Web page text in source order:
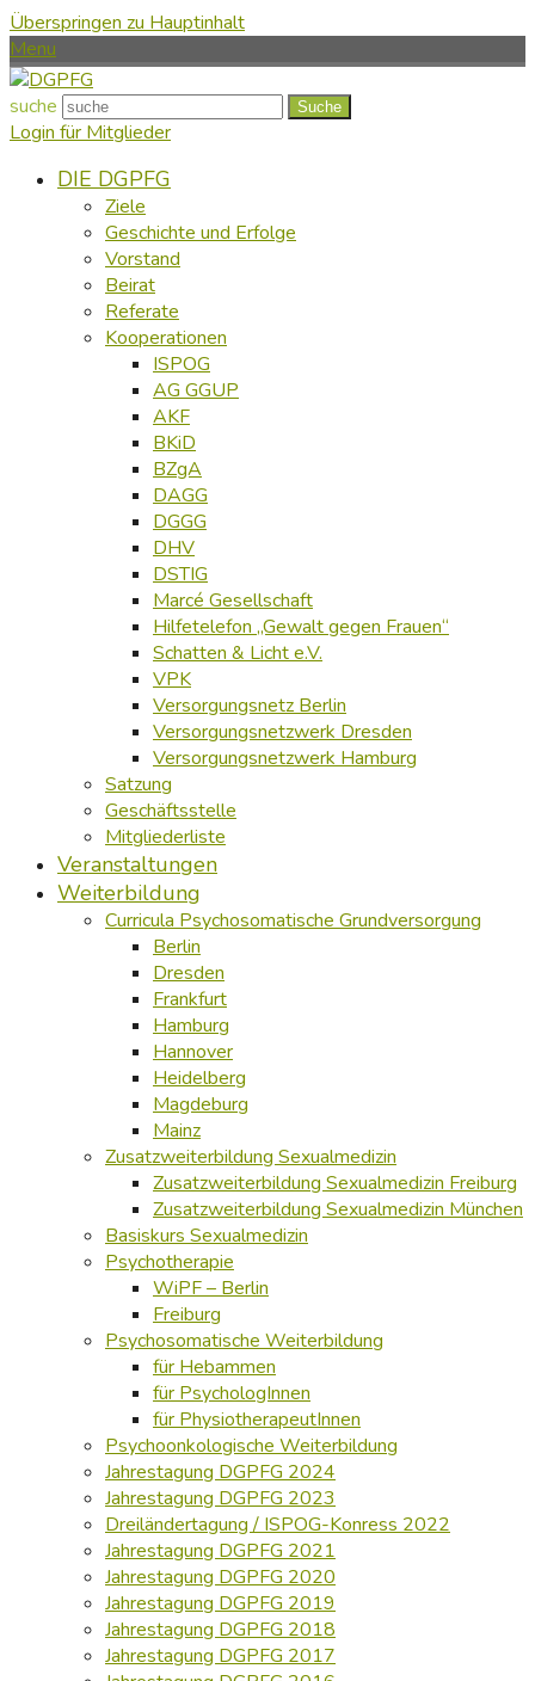
Überspringen zu Hauptinhalt
Menu
suche Suche
Login für Mitglieder
DIE DGPFG
Ziele
Geschichte und Erfolge
Vorstand
Beirat
Referate
Kooperationen
ISPOG
AG GGUP
AKF
BKiD
BZgA
DAGG
DGGG
DHV
DSTIG
Marcé Gesellschaft
Hilfetelefon „Gewalt gegen Frauen“
Schatten & Licht e.V.
VPK
Versorgungsnetz Berlin
Versorgungsnetzwerk Dresden
Versorgungsnetzwerk Hamburg
Satzung
Geschäftsstelle
Mitgliederliste
Veranstaltungen
Weiterbildung
Curricula Psychosomatische Grundversorgung
Berlin
Dresden
Frankfurt
Hamburg
Hannover
Heidelberg
Magdeburg
Mainz
Zusatzweiterbildung Sexualmedizin
Zusatzweiterbildung Sexualmedizin Freiburg
Zusatzweiterbildung Sexualmedizin München
Basiskurs Sexualmedizin
Psychotherapie
WiPF – Berlin
Freiburg
Psychosomatische Weiterbildung
für Hebammen
für PsychologInnen
für PhysiotherapeutInnen
Psychoonkologische Weiterbildung
Jahrestagung DGPFG 2024
Jahrestagung DGPFG 2023
Dreiländertagung / ISPOG-Konress 2022
Jahrestagung DGPFG 2021
Jahrestagung DGPFG 2020
Jahrestagung DGPFG 2019
Jahrestagung DGPFG 2018
Jahrestagung DGPFG 2017